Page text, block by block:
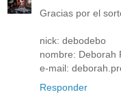
Gracias por el
nick: debodebo
nombre: Deborah
e-mail:
Responder